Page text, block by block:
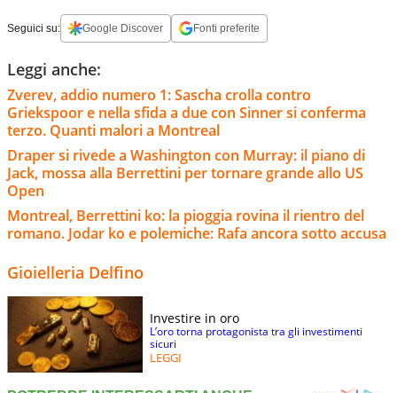
Seguici su: Google Discover Fonti preferite
Leggi anche:
Zverev, addio numero 1: Sascha crolla contro
Griekspoor e nella sfida a due con Sinner si conferma
terzo. Quanti malori a Montreal
Draper si rivede a Washington con Murray: il piano di
Jack, mossa alla Berrettini per tornare grande allo US
Open
Montreal, Berrettini ko: la pioggia rovina il rientro del
romano. Jodar ko e polemiche: Rafa ancora sotto accusa
Gioielleria Delfino
Investire in oro
L’oro torna protagonista tra gli investimenti
sicuri
LEGGI